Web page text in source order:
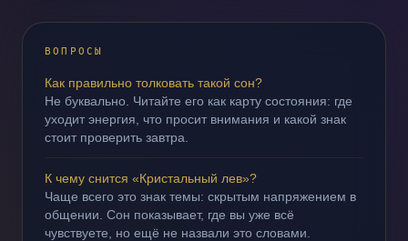
ВОПРОСЫ
Как правильно толковать такой сон?
Не буквально. Читайте его как карту состояния: где
уходит энергия, что просит внимания и какой знак
стоит проверить завтра.
К чему снится «Кристальный лев»?
Чаще всего это знак темы: скрытым напряжением в
общении. Сон показывает, где вы уже всё
чувствуете, но ещё не назвали это словами.